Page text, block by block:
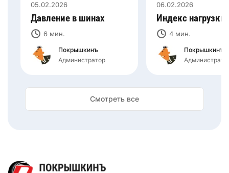
05.02.2026
Давление в шинах
6 мин.
Покрышкинъ
Администратор
06.02.2026
Индекс
4 мин.
Покрышкинъ
Смотреть все